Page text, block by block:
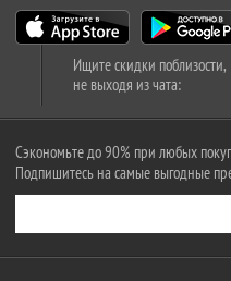
Ищите скидки поблизости,
не выходя из чата:
Сэкономьте до 90% при любых
Подпишитесь на самые выгодные